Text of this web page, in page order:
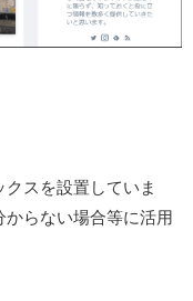
スを設置していま
らない場合等に活用